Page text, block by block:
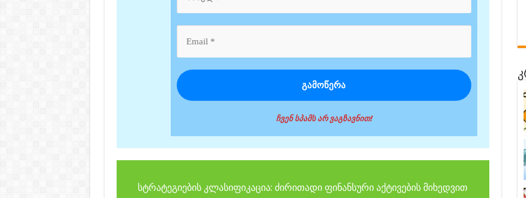
ჩვენ სპამს არ ვაგზავნით!
სტრატეგიების კლასიფიკაცია: ძირითადი ფინანსური აქტივების მიხედვით